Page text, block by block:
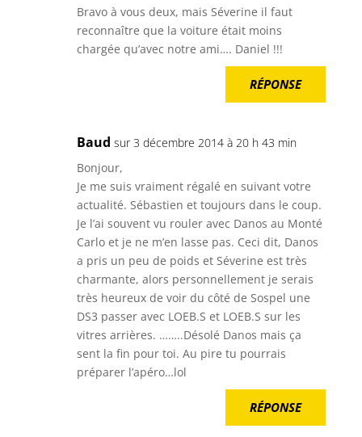
Bravo à vous deux, mais Séverine il faut
reconnaître que la voiture était moins
chargée qu’avec notre ami…. Daniel !!!
RÉPONSE
Baud sur 3 décembre 2014 à 20 h 43 min
Bonjour,
Je me suis vraiment régalé en suivant votre
actualité. Sébastien et toujours dans le coup.
Je l’ai souvent vu rouler avec Danos au Monté
Carlo et je ne m’en lasse pas. Ceci dit, Danos
a pris un peu de poids et Séverine est très
charmante, alors personnellement je serais
très heureux de voir du côté de Sospel une
DS3 passer avec LOEB.S et LOEB.S sur les
vitres arrières. ……..Désolé Danos mais ça
sent la fin pour toi. Au pire tu pourrais
préparer l’apéro…lol
RÉPONSE